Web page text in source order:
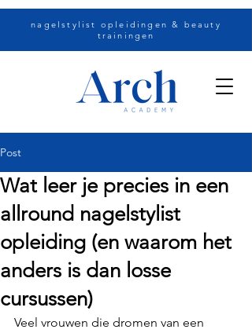
nagelstylist opleidingen & beauty
trainingen
Post
Wat leer je precies in een
allround nagelstylist
opleiding (en waarom het
anders is dan losse
cursussen)
Veel vrouwen die dromen van een